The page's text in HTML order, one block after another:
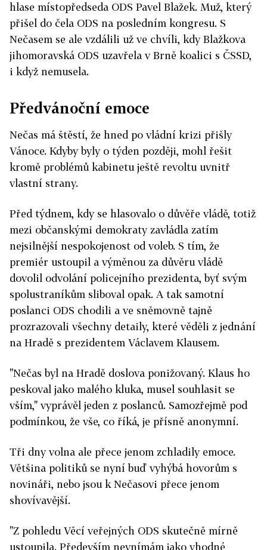
hlase místopředseda ODS Pavel Blažek. Muž, který
přišel do čela ODS na posledním kongresu. S
Nečasem se ale vzdálili už ve chvíli, kdy Blažkova
jihomoravská ODS uzavřela v Brně koalici s ČSSD,
i když nemusela.
Předvánoční emoce
Nečas má štěstí, že hned po vládní krizi přišly
Vánoce. Kdyby byly o týden později, mohl řešit
kromě problémů kabinetu ještě revoltu uvnitř
vlastní strany.
Před týdnem, kdy se hlasovalo o důvěře vládě, totiž
mezi občanskými demokraty zavládla zatím
nejsilnější nespokojenost od voleb. S tím, že
premiér ustoupil a výměnou za důvěru vládě
dovolil odvolání policejního prezidenta, byť svým
spolustraníkům sliboval opak. A tak samotní
poslanci ODS chodili a ve sněmovně tajně
prozrazovali všechny detaily, které věděli z jednání
na Hradě s prezidentem Václavem Klausem.
"Nečas byl na Hradě doslova ponižovaný. Klaus ho
peskoval jako malého kluka, musel souhlasit se
vším," vyprávěl jeden z poslanců. Samozřejmě pod
podmínkou, že vše, co říká, je přísně anonymní.
Tři dny volna ale přece jenom zchladily emoce.
Většina politiků se nyní buď vyhýbá hovorům s
novináři, nebo jsou k Nečasovi přece jenom
shovívavější.
"Z pohledu Věcí veřejných ODS skutečně mírně
ustoupila. Především nevnímám jako vhodné